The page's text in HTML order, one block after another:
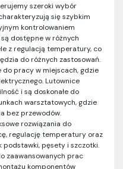
szeroki wybór
się szybkim
kontrolowaniem
dostępne w różnych
z regulacją temperatury, co
do różnych zastosowań.
do pracy w miejscach, gdzie
Lutownice
i są doskonałe do
warsztatowych, gdzie
bez przewodów.
rozwiązania do
regulację temperatury oraz
podstawki, pęsety i szczotki.
zaawansowanych prac
komponentów